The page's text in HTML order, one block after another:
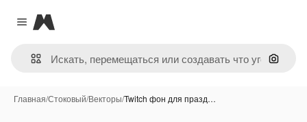
Close menu
Magnific
Поиск
Главная/Стоковый/Векторы/Twitch фон для празд…